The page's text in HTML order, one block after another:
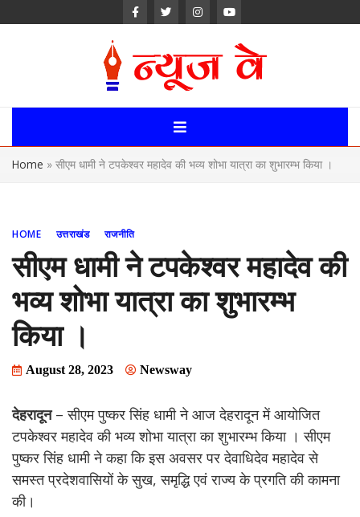
News Way:
Uttarakhand,
Delhi News
Portal
Home » सीएम धामी ने टपकेश्वर महादेव की भव्य शोभा यात्रा का शुभारम्भ किया ।
HOME उत्तराखंड राजनीति
सीएम धामी ने टपकेश्वर महादेव की
भव्य शोभा यात्रा का शुभारम्भ
किया ।
August 28, 2023 Newsway
देहरादून– सीएम पुष्कर सिंह धामी ने आज देहरादून में आयोजित
टपकेश्वर महादेव की भव्य शोभा यात्रा का शुभारम्भ किया । सीएम
पुष्कर सिंह धामी ने कहा कि इस अवसर पर देवाधिदेव महादेव से
समस्त प्रदेशवासियों के सुख, समृद्धि एवं राज्य के प्रगति की कामना
की।